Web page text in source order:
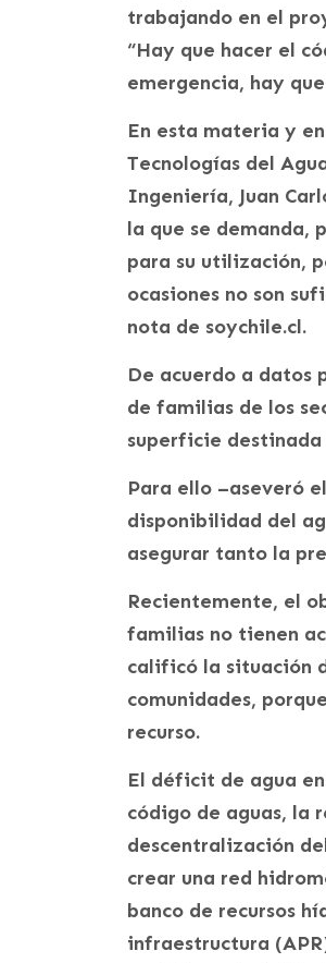
trabajando en el
“Hay que hacer el
emergencia, hay
En esta materia y
Tecnologías del
Ingeniería, Juan
la que se demanda,
para su utilización,
ocasiones no son
nota de soychile.cl.
De acuerdo a datos
de familias de los
superficie
Para ello –aseveró
disponibilidad del
asegurar tanto la
Recientemente, el
familias no tienen
calificó la situación
comunidades,
recurso.
El déficit de agua
código de aguas, la
descentralización
crear una red
banco de recursos
infraestructura